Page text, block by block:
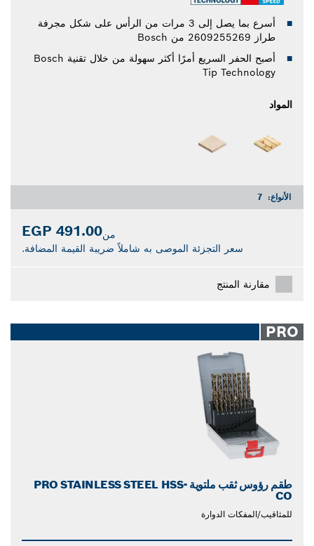
أسرع بما يصل إلى 3 مرات من الرأس على شكل مجرفة
طراز 2609255269 من Bosch
‏‫أصبح الحفر السريع أمرًا أكثر سهولة من خلال تقنية Bosch
Tip Technology
المواد
الأنواع: 7
من491.00 EGP
سعر التجزئة الموصى به شاملاً ضريبة القيمة المضافة.
مقارنة المنتج
PRO
طقم رؤوس ثقب ملتوية PRO STAINLESS STEEL HSS-
CO
للمثاقيب/المفكات الدوارة